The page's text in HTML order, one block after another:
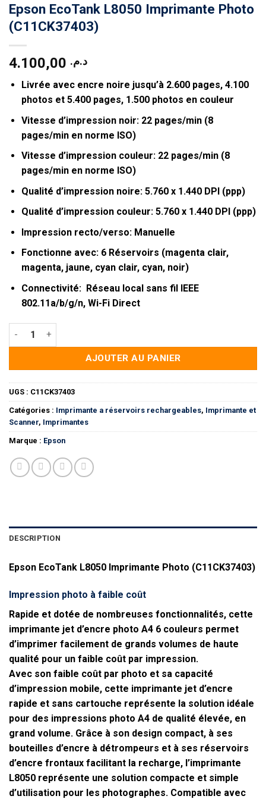
Epson EcoTank L8050 Imprimante Photo
(C11CK37403)
د.م.
Livrée avec encre noire jusqu’à 2.600 pages, 4.100
photos et 5.400 pages, 1.500 photos en couleur
Vitesse d’impression noir: 22 pages/min (8
pages/min en norme ISO)
Vitesse d’impression couleur: 22 pages/min (8
pages/min en norme ISO)
Qualité d’impression noire: 5.760 x 1.440 DPI (ppp)
Qualité d’impression couleur: 5.760 x 1.440 DPI (ppp)
Impression recto/verso: Manuelle
Fonctionne avec: 6 Réservoirs (magenta clair,
magenta, jaune, cyan clair, cyan, noir)
Connectivité: Réseau local sans fil IEEE
802.11a/b/g/n, Wi-Fi Direct
quantité de Epson EcoTank L8050 Imprimante Photo
AJOUTER AU PANIER
UGS : C11CK37403
Catégories : Imprimante a réservoirs rechargeables, Imprimante et
Scanner, Imprimantes
Marque : Epson
DESCRIPTION
Epson EcoTank L8050 Imprimante Photo (C11CK37403)
Impression photo à faible coût
Rapide et dotée de nombreuses fonctionnalités, cette
imprimante jet d’encre photo A4 6 couleurs permet
d’imprimer facilement de grands volumes de haute
qualité pour un faible coût par impression.
Avec son faible coût par photo et sa capacité
d’impression mobile, cette imprimante jet d’encre
rapide et sans cartouche représente la solution idéale
pour des impressions photo A4 de qualité élevée, en
grand volume. Grâce à son design compact, à ses
bouteilles d’encre à détrompeurs et à ses réservoirs
d’encre frontaux facilitant la recharge, l’imprimante
L8050 représente une solution compacte et simple
d’utilisation pour les photographes. Compatible avec